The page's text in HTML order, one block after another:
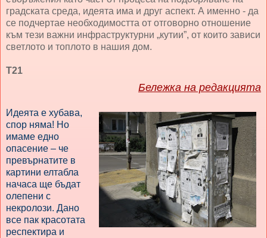
градската среда, идеята има и друг аспект. А именно - да
се подчертае необходимостта от отговорно отношение
към тези важни инфраструктурни „кутии”, от които зависи
светлото и топлото в нашия дом.
Т21
Бележка на редакцията
Идеята е хубава,
спор няма! Но
имаме едно
опасение – че
превърнатите в
картини елтабла
начаса ще бъдат
олепени с
некролози. Дано
все пак красотата
респектира и